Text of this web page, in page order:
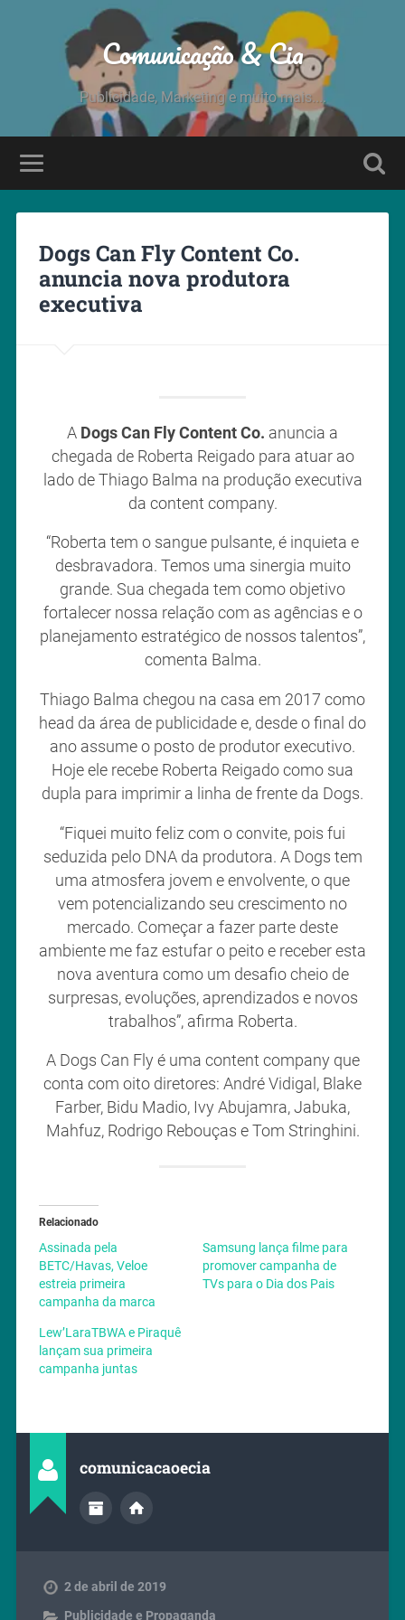
Comunicação & Cia
Publicidade, Marketing e muito mais....
Dogs Can Fly Content Co.
anuncia nova produtora
executiva
A Dogs Can Fly Content Co. anuncia a
chegada de Roberta Reigado para atuar ao
lado de Thiago Balma na produção executiva
da content company.
“Roberta tem o sangue pulsante, é inquieta e
desbravadora. Temos uma sinergia muito
grande. Sua chegada tem como objetivo
fortalecer nossa relação com as agências e o
planejamento estratégico de nossos talentos”,
comenta Balma.
Thiago Balma chegou na casa em 2017 como
head da área de publicidade e, desde o final do
ano assume o posto de produtor executivo.
Hoje ele recebe Roberta Reigado como sua
dupla para imprimir a linha de frente da Dogs.
“Fiquei muito feliz com o convite, pois fui
seduzida pelo DNA da produtora. A Dogs tem
uma atmosfera jovem e envolvente, o que
vem potencializando seu crescimento no
mercado. Começar a fazer parte deste
ambiente me faz estufar o peito e receber esta
nova aventura como um desafio cheio de
surpresas, evoluções, aprendizados e novos
trabalhos”, afirma Roberta.
A Dogs Can Fly é uma content company que
conta com oito diretores: André Vidigal, Blake
Farber, Bidu Madio, Ivy Abujamra, Jabuka,
Mahfuz, Rodrigo Rebouças e Tom Stringhini.
Relacionado
Assinada pela
BETC/Havas, Veloe
estreia primeira
campanha da marca
Samsung lança filme para
promover campanha de
TVs para o Dia dos Pais
Lew’LaraTBWA e Piraquê
lançam sua primeira
campanha juntas
comunicacaoecia
2 de abril de 2019
Publicidade e Propaganda